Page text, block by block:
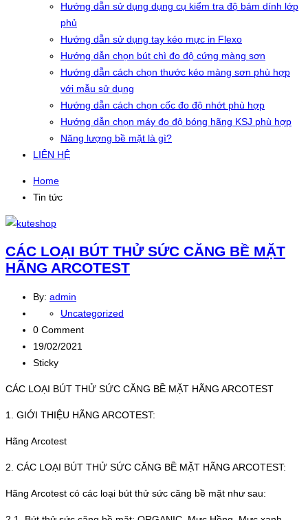
Hướng dẫn sử dụng dụng cụ kiểm tra độ bám dính lớp
phủ
Hướng dẫn sử dụng tay kéo mực in Flexo
Hướng dẫn chọn bút chì đo độ cứng màng sơn
Hướng dẫn cách chọn thước kéo màng sơn phù hợp
với mẫu sử dụng
Hướng dẫn cách chọn cốc đo độ nhớt phù hợp
Hướng dẫn chọn máy đo độ bóng hãng KSJ phù hợp
Năng lượng bề mặt là gì?
LIÊN HỆ
Home
Tin tức
CÁC LOẠI BÚT THỬ SỨC CĂNG BỀ MẶT
HÃNG ARCOTEST
By: admin
Uncategorized
0 Comment
19/02/2021
Sticky
CÁC LOẠI BÚT THỬ SỨC CĂNG BỀ MẶT HÃNG ARCOTEST
1. GIỚI THIỆU HÃNG ARCOTEST:
Hãng Arcotest
2. CÁC LOẠI BÚT THỬ SỨC CĂNG BỀ MẶT HÃNG ARCOTEST:
Hãng Arcotest có các loại bút thử sức căng bề mặt như sau: